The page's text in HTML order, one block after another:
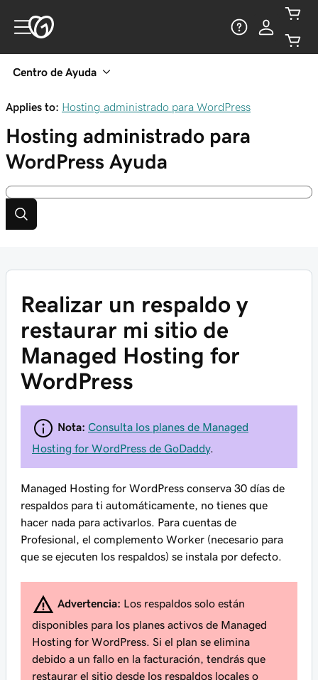
Centro de Ayuda
Applies to: Hosting administrado para WordPress
Hosting administrado para
WordPress Ayuda
Realizar un respaldo y
restaurar mi sitio de
Managed Hosting for
WordPress
Nota: Consulta los planes de Managed
Hosting for WordPress de GoDaddy.
Managed Hosting for WordPress conserva 30 días de
respaldos para ti automáticamente, no tienes que
hacer nada para activarlos. Para cuentas de
Profesional, el complemento Worker (necesario para
que se ejecuten los respaldos) se instala por defecto.
Advertencia: Los respaldos solo están
disponibles para los planes activos de Managed
Hosting for WordPress. Si el plan se elimina
debido a un fallo en la facturación, tendrás que
restaurar el sitio desde los respaldos locales o